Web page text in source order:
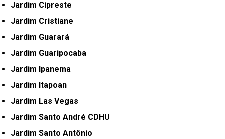
Jardim Cipreste
Jardim Cristiane
Jardim Guarará
Jardim Guaripocaba
Jardim Ipanema
Jardim Itapoan
Jardim Las Vegas
Jardim Santo André CDHU
Jardim Santo Antônio